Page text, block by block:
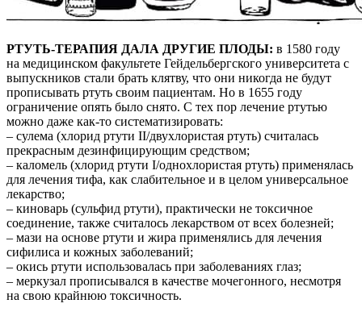
РТУТЬ-ТЕРАПИЯ ДАЛА ДРУГИЕ ПЛОДЫ: в 1580 году
на медицинском факультете Гейдельбергского университета с
выпускников стали брать клятву, что они никогда не будут
прописывать ртуть своим пациентам. Но в 1655 году
ограничение опять было снято. С тех пор лечение ртутью
можно даже как-то систематизировать:
– сулема (хлорид ртути II/двухлористая ртуть) считалась
прекрасным дезинфицирующим средством;
– каломель (хлорид ртути I/однохлористая ртуть) применялась
для лечения тифа, как слабительное и в целом универсальное
лекарство;
– киноварь (сульфид ртути), практически не токсичное
соединение, также считалось лекарством от всех болезней;
– мази на основе ртути и жира применялись для лечения
сифилиса и кожных заболеваний;
– окись ртути использовалась при заболеваниях глаз;
– меркузал прописывался в качестве мочегонного, несмотря
на свою крайнюю токсичность.